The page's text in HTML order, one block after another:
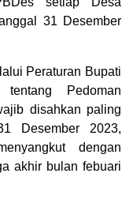
31 Desember
Peraturan Bupati
Pedoman
disahkan paling
Desember 2023,
dengan
akhir bulan febuari